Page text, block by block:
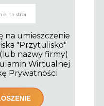
na umieszczenie
"Przytulisko"
nazwy firmy)
Wirtualnej
Prywatności